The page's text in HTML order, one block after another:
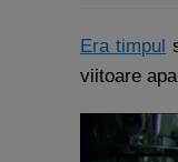
Era timpul
viitoare